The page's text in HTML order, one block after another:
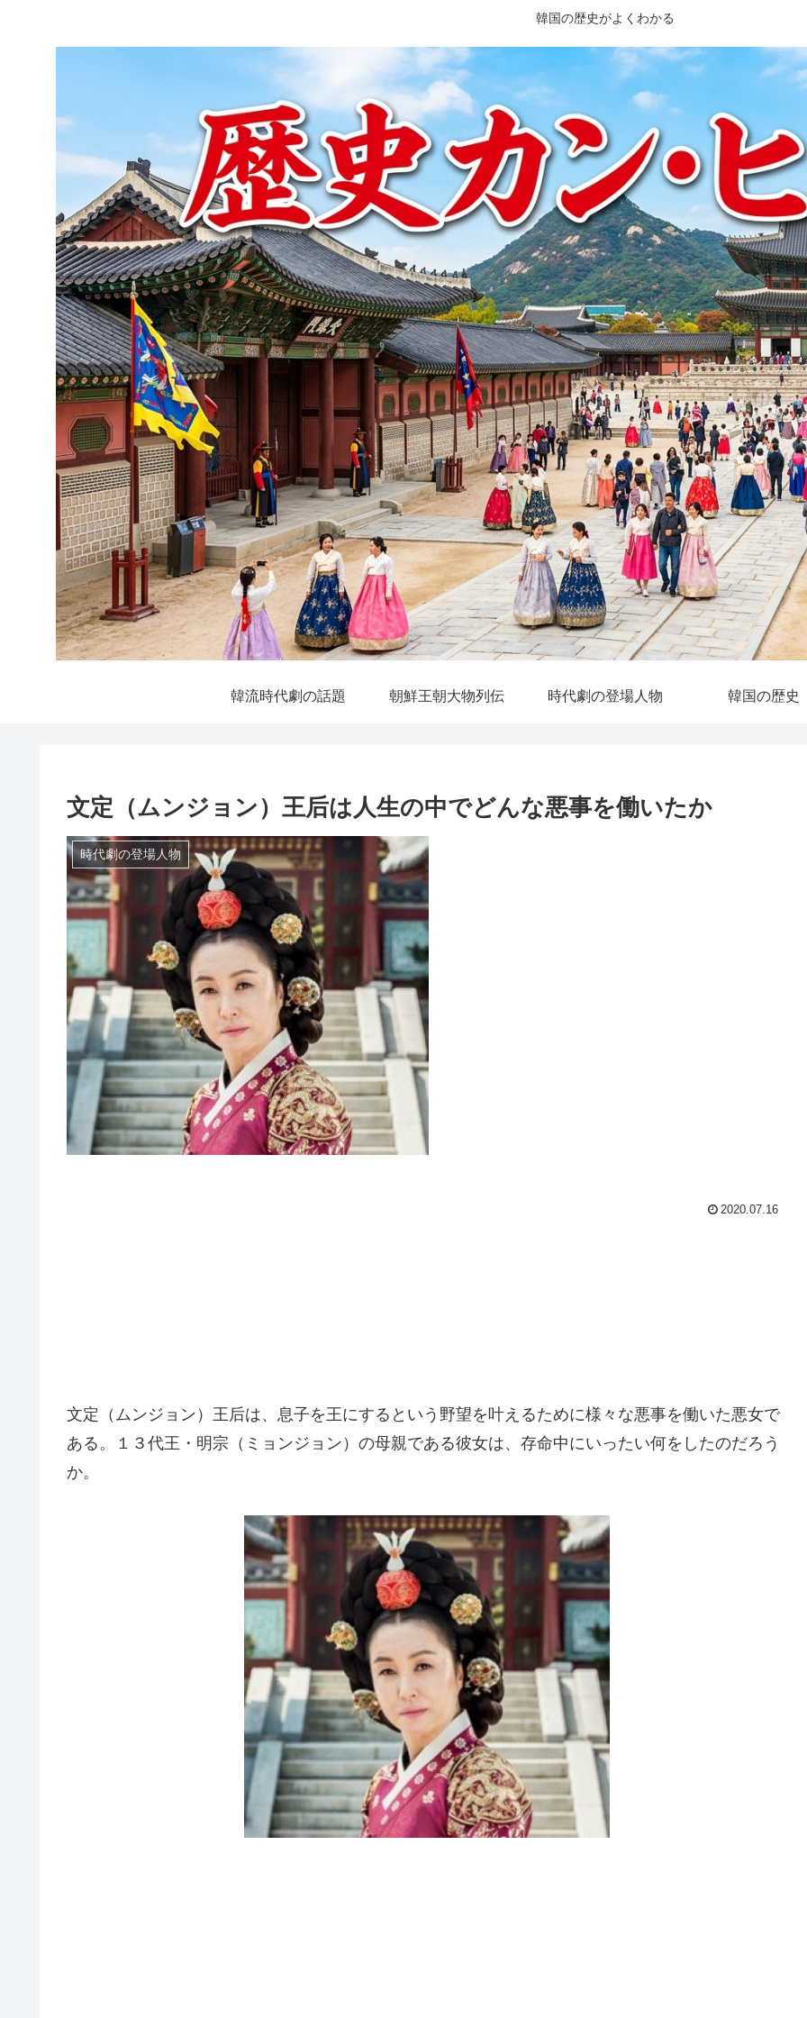
韓国の歴史がよくわかる
韓流時代劇の話題 朝鮮王朝大物列伝 時代劇の登場人物 韓国の歴史
文定（ムンジョン）王后は人生の中でどんな悪事を働いたか
時代劇の登場人物
2020.07.16
文定（ムンジョン）王后は、息子を王にするという野望を叶えるために様々な悪事を働いた悪女で
ある。１３代王・明宗（ミョンジョン）の母親である彼女は、存命中にいったい何をしたのだろう
か。